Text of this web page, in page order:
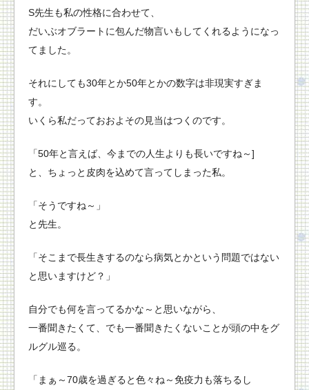
S先生も私の性格に合わせて、
だいぶオブラートに包んだ物言いもしてくれるようになっ
てました。
それにしても30年とか50年とかの数字は非現実すぎま
す。
いくら私だっておおよその見当はつくのです。
「50年と言えば、今までの人生よりも長いですね～]
と、ちょっと皮肉を込めて言ってしまった私。
「そうですね～」
と先生。
「そこまで長生きするのなら病気とかという問題ではない
と思いますけど？」
自分でも何を言ってるかな～と思いながら、
一番聞きたくて、でも一番聞きたくないことが頭の中をグ
ルグル巡る。
「まぁ～70歳を過ぎると色々ね～免疫力も落ちるし